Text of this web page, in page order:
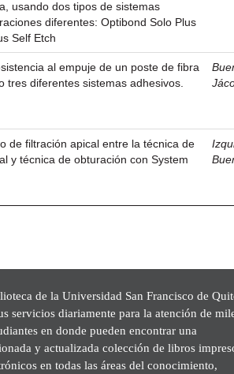
usando dos tipos de sistemas
diferentes: Optibond Solo Plus
Self Etch
al empuje de un poste de fibra
tres diferentes sistemas adhesivos.
de filtración apical entre la técnica de
y técnica de obturación con System
de la Universidad San Francisco de
servicios diariamente para la atención de
en donde pueden encontrar una
y actualizada colección de libros
en todas las áreas del conocimiento,